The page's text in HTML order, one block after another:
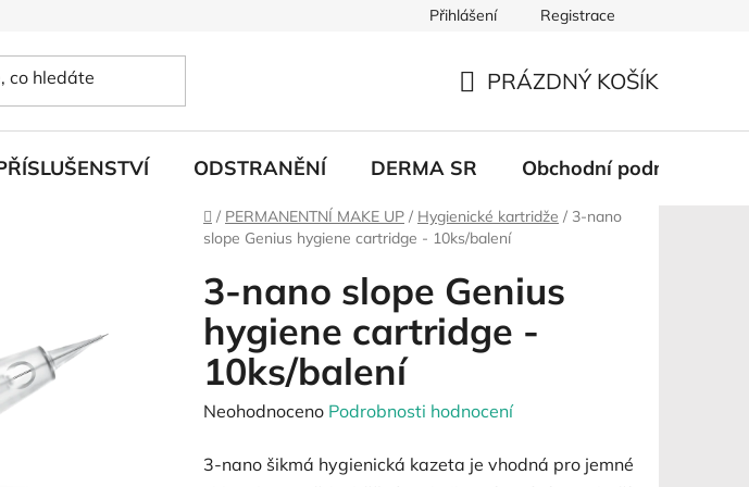
Přihlášení Registrace
KOŠÍK
PRÁZDNÝ KOŠÍK
ODSTRANĚNÍ DERMA SR Obchodní podmínky
Domů
/ PERMANENTNÍ MAKE UP / Hygienické kartridže / 3-nano
slope Genius hygiene cartridge - 10ks/balení
3-nano slope Genius
hygiene cartridge -
10ks/balení
Průměrné
produktu
Neohodnoceno Podrobnosti hodnocení
3-nano šikmá hygienická kazeta je vhodná pro jemné